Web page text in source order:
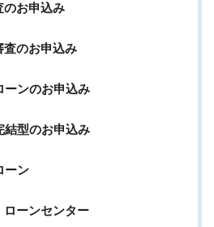
のお申込み
査のお申込み
ーンのお申込み
結型のお申込み
ーン
ーンセンター